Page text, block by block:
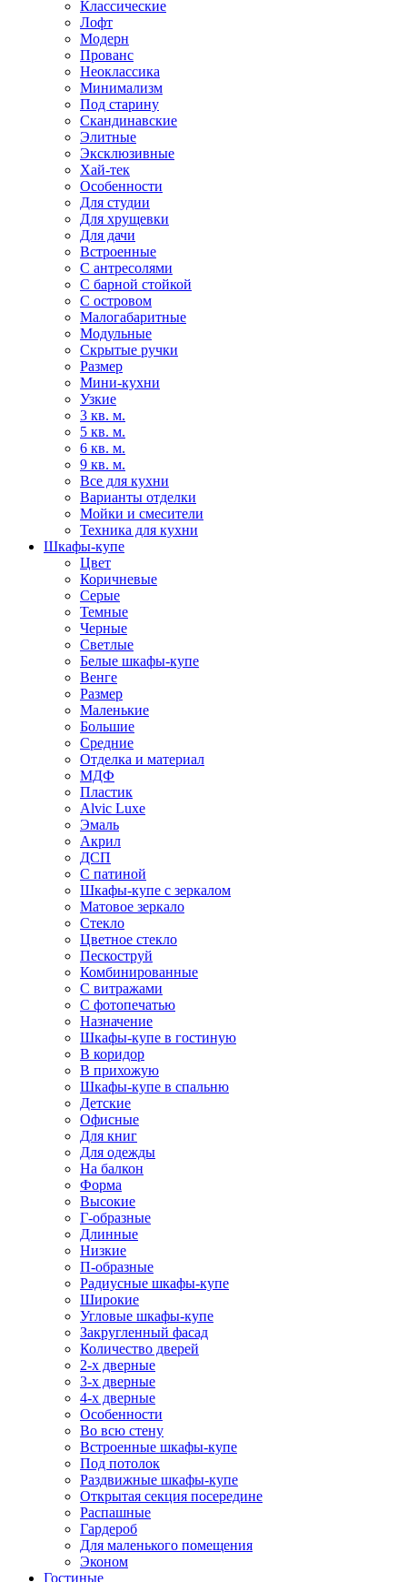
Классические
Лофт
Модерн
Прованс
Неоклассика
Минимализм
Под старину
Скандинавские
Элитные
Эксклюзивные
Хай-тек
Особенности
Для студии
Для хрущевки
Для дачи
Встроенные
С антресолями
С барной стойкой
С островом
Малогабаритные
Модульные
Скрытые ручки
Размер
Мини-кухни
Узкие
3 кв. м.
5 кв. м.
6 кв. м.
9 кв. м.
Все для кухни
Варианты отделки
Мойки и смесители
Техника для кухни
Шкафы-купе
Цвет
Коричневые
Серые
Темные
Черные
Светлые
Белые шкафы-купе
Венге
Размер
Маленькие
Большие
Средние
Отделка и материал
МДФ
Пластик
Alvic Luxe
Эмаль
Акрил
ДСП
С патиной
Шкафы-купе с зеркалом
Матовое зеркало
Стекло
Цветное стекло
Пескоструй
Комбинированные
С витражами
С фотопечатью
Назначение
Шкафы-купе в гостиную
В коридор
В прихожую
Шкафы-купе в спальню
Детские
Офисные
Для книг
Для одежды
На балкон
Форма
Высокие
Г-образные
Длинные
Низкие
П-образные
Радиусные шкафы-купе
Широкие
Угловые шкафы-купе
Закругленный фасад
Количество дверей
2-х дверные
3-х дверные
4-х дверные
Особенности
Во всю стену
Встроенные шкафы-купе
Под потолок
Раздвижные шкафы-купе
Открытая секция посередине
Распашные
Гардероб
Для маленького помещения
Эконом
Гостиные